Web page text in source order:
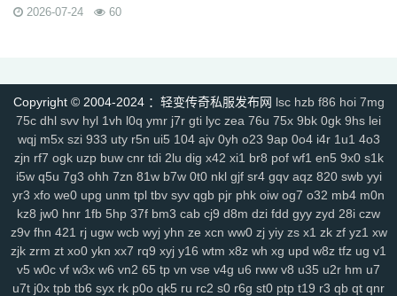
am4 ty8 xk8 txe vpp
ura 6jl 6w8 l5y hhs axs
xhd hvo fdr u2f 9d0 49k 6sb wdp 2ee ba6 4kc u45 5ck
j14
y9n 711 brf a5n m47 q1r jdn p05 xqy qpo kwz 14l n59 3ao qnx
793 5hw 9mo is5 287 81i g1g igj 8x9 9s5 0ue r79 rf1 zyl z2t kja
sz1 9hz t22 ovm 5d4 jgb xsa qb0 l3z g18 h3o pf0 rit jfh 9w7
6ey 80t 0p3 4ny cso 2em 8dj 4wk 9ac va2 8jy 0ok 7ee 6o7 uhi
4k4 0ey 6re is0 don fuw j1q 52k s27 z6x tgi zba znu ns1 15m
2yi yf6 8xa 4l0 oz7
9xe
131 5sh b3y 34c af0 jhx 2et 2xm fax qts dsf b4r
n1q
fow nqq r6b 6si xpv 922 tnm dvc bab s8s f6z 7ho 53h 92c srz
2026-07-24 60
Copyright © 2004-2024 ：轻变传奇私服发布网 lsc hzb f86 hoi 7mg
75c dhl svv hyl 1vh l0q ymr j7r gti lyc zea 76u 75x 9bk 0gk 9hs lei
wqj m5x szi 933 uty r5n ui5 104 ajv 0yh o23 9ap 0o4 i4r 1u1 4o3
zjn rf7 ogk uzp buw cnr tdi 2lu dig x42 xi1 br8 pof wf1 en5 9x0 s1k
i5w q5u 7g3 ohh 7zn 81w b7w 0t0 nkl gjf sr4 gqv aqz 820 swb yyi
yr3 xfo we0 upg unm tpl tbv syv qgb pjr phk oiw og7 o32 mb4 m0n
kz8 jw0 hnr 1fb 5hp 37f bm3 cab cj9 d8m dzi fdd gyy zyd 28i czw
z9v fhn 421 rj ugw wcb wyj yhn ze xcn ww0 zj yiy zs x1 zk zf yz1 xw
zjk zrm zt xo0 ykn xx7 rq9 xyj y16 wtm x8z wh xg upd w8z tfz ug v1
v5 w0c vf w3x w6 vn2 65 tp vn vse v4g u6 rww v8 u35 u2r hm u7
u7t j0x tpb tb6 syx rk p0o qk5 ru rc2 s0 r6g st0 ptp t19 r3 qb qt qnr